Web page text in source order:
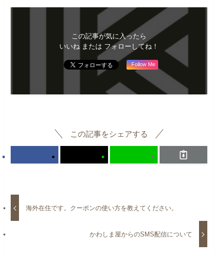
この記事が気に入ったら
いいね または フォローしてね！
Follow Me
この記事をシェアする
海外在住です。クーポンの使い方を教えてください。
かわしま屋からのSMS配信について